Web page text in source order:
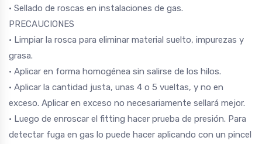
• Sellado de roscas en instalaciones de gas.
PRECAUCIONES
• Limpiar la rosca para eliminar material suelto, impurezas y
grasa.
• Aplicar en forma homogénea sin salirse de los hilos.
• Aplicar la cantidad justa, unas 4 o 5 vueltas, y no en
exceso. Aplicar en exceso no necesariamente sellará mejor.
• Luego de enroscar el fitting hacer prueba de presión. Para
detectar fuga en gas lo puede hacer aplicando con un pincel